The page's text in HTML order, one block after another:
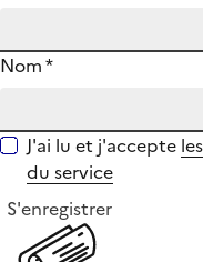
Nom*
J'ai lu et j'accepte
du service
S'enregistrer